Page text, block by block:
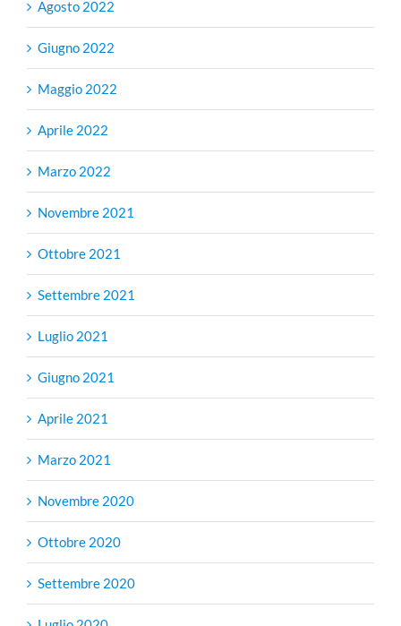
Agosto 2022
Giugno 2022
Maggio 2022
Aprile 2022
Marzo 2022
Novembre 2021
Ottobre 2021
Settembre 2021
Luglio 2021
Giugno 2021
Aprile 2021
Marzo 2021
Novembre 2020
Ottobre 2020
Settembre 2020